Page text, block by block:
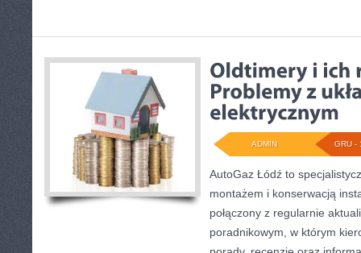
GRU -
ADMIN
AutoGaz Łódź to
montażem i konserwacją
połączony z regularnie
poradnikowym, w którym